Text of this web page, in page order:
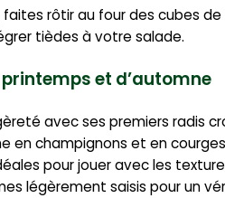
faites rôtir au four des cubes
tièdes à votre salade.
et d’automne
avec ses premiers radis
en champignons et en
pour jouer avec les
légèrement saisis pour un